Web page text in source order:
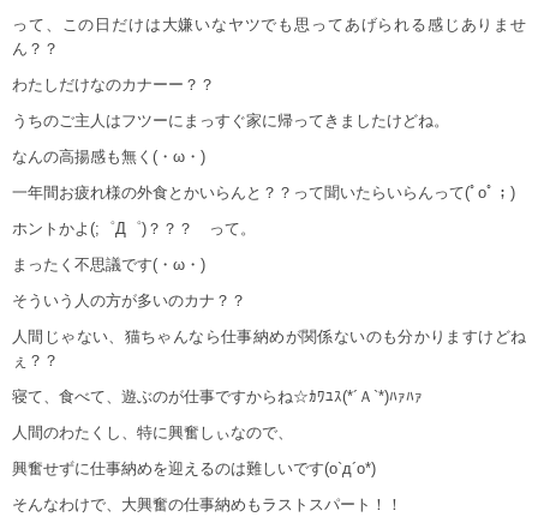
って、この日だけは大嫌いなヤツでも思ってあげられる感じありませ
ん？？
わたしだけなのカナーー？？
うちのご主人はフツーにまっすぐ家に帰ってきましたけどね。
なんの高揚感も無く(・ω・)
一年間お疲れ様の外食とかいらんと？？って聞いたらいらんって(ﾟoﾟ；)
ホントかよ(;゜Д゜)？？？ って。
まったく不思議です(・ω・)
そういう人の方が多いのカナ？？
人間じゃない、猫ちゃんなら仕事納めが関係ないのも分かりますけどね
ぇ？？
寝て、食べて、遊ぶのが仕事ですからね☆ｶﾜﾕｽ(*´Ａ`*)ﾊｧﾊｧ
人間のわたくし、特に興奮しぃなので、
興奮せずに仕事納めを迎えるのは難しいです(o`д´o*)
そんなわけで、大興奮の仕事納めもラストスパート！！